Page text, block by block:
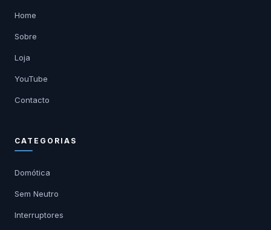
Home
Sobre
Loja
YouTube
Contacto
CATEGORIAS
Domótica
Sem Neutro
Interruptores